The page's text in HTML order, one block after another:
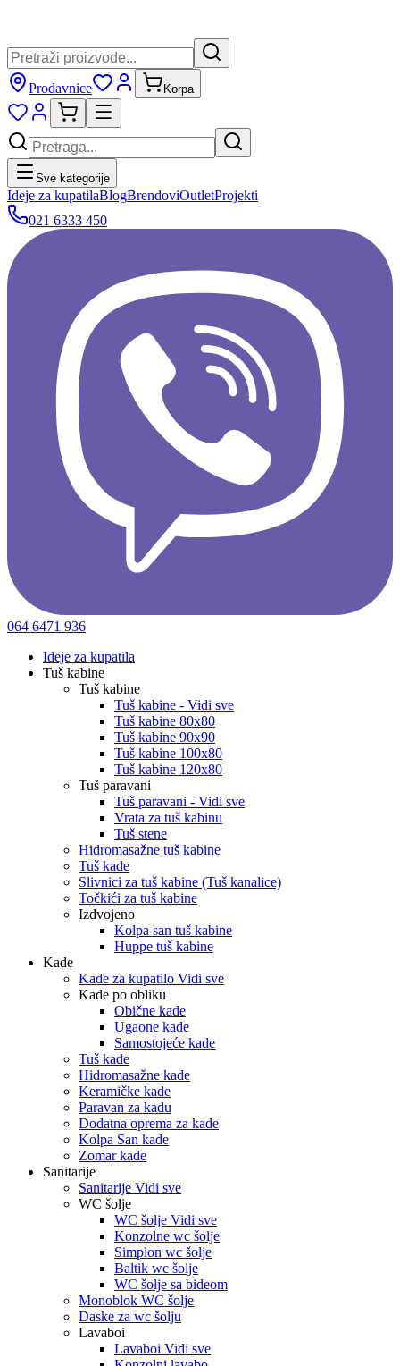
Prodavnice Korpa
Sve kategorije
Ideje za kupatilaBlogBrendoviOutletProjekti
021 6333 450
064 6471 936
Ideje za kupatila
Tuš kabine
Tuš kabine
Tuš kabine - Vidi sve
Tuš kabine 80x80
Tuš kabine 90x90
Tuš kabine 100x80
Tuš kabine 120x80
Tuš paravani
Tuš paravani - Vidi sve
Vrata za tuš kabinu
Tuš stene
Hidromasažne tuš kabine
Tuš kade
Slivnici za tuš kabine (Tuš kanalice)
Točkići za tuš kabine
Izdvojeno
Kolpa san tuš kabine
Huppe tuš kabine
Kade
Kade za kupatilo Vidi sve
Kade po obliku
Obične kade
Ugaone kade
Samostojeće kade
Tuš kade
Hidromasažne kade
Keramičke kade
Paravan za kadu
Dodatna oprema za kade
Kolpa San kade
Zomar kade
Sanitarije
Sanitarije Vidi sve
WC šolje
WC šolje Vidi sve
Konzolne wc šolje
Simplon wc šolje
Baltik wc šolje
WC šolje sa bideom
Monoblok WC šolje
Daske za wc šolju
Lavaboi
Lavaboi Vidi sve